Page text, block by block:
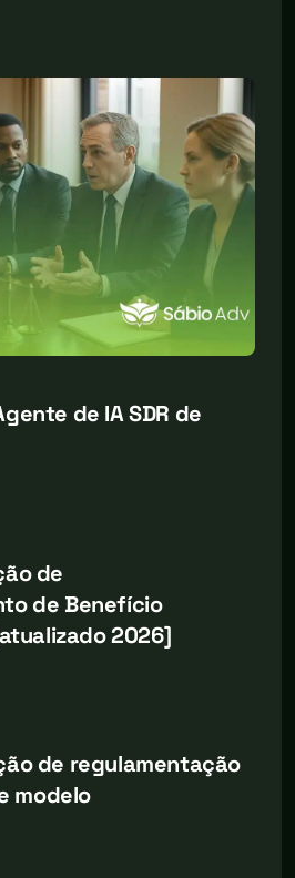
de IA SDR de
de
de Benefício
2026]
de regulamentação
modelo